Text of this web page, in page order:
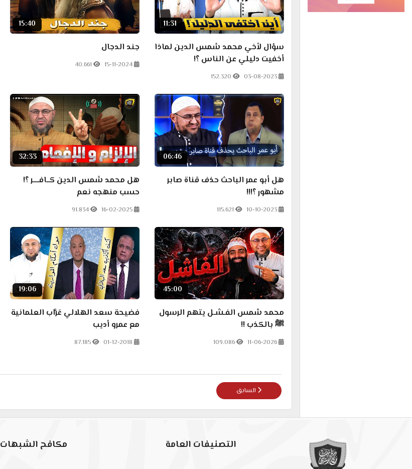
11:31
سؤال لأخي محمد شمس الدين لماذا
أخفيت دليلي عن الناس ؟!
03-08-2023
152.320
15:40
جند الدجال
15-11-2024
40.661
06:46
هل أبو عمر الباحث حذف قناة صابر
مشهور ؟!!!
10-10-2023
115.621
32:33
هل محمد شمس الدين كــافــــر ؟!
حسب منهجه نعم
16-02-2025
91.834
45:00
محمد شمس الفـشـل يتهم الرسول
ﷺ بالكذب !!
11-06-2026
109.086
19:06
فضيحة سعد الهلالي عَرَّاب العلمانية
مع عمرو أديب
01-12-2018
87.185
المقال السابق: شيخ محمد شمس وإمامُه يخرجه من الإسلام !!
السابق
التصنيفات العامة مكافح الشبهات